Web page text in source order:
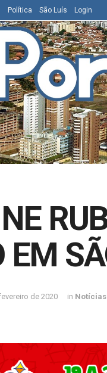
Política São Luís Login
EM
de 2020 in Notícias